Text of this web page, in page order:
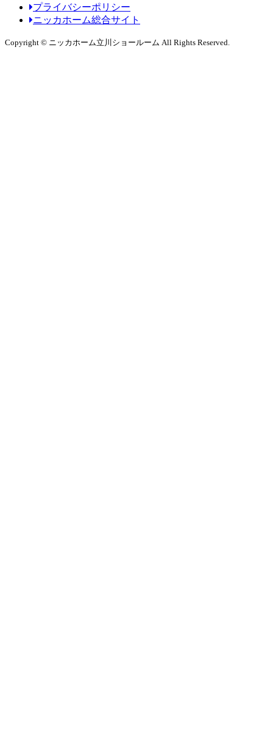
プライバシーポリシー
ニッカホーム総合サイト
Copyright © ニッカホーム立川ショールーム All Rights Reserved.